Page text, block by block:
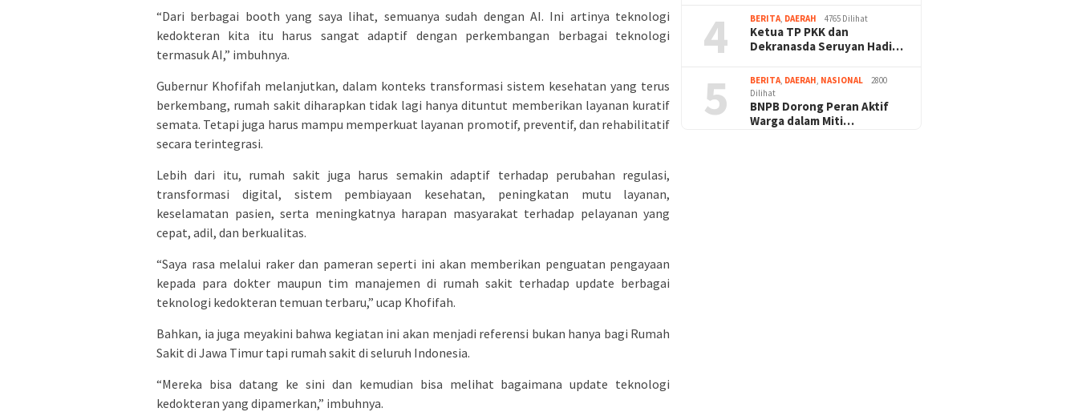
“Dari berbagai booth yang saya lihat, semuanya sudah dengan AI. Ini artinya teknologi
kedokteran kita itu harus sangat adaptif dengan perkembangan berbagai teknologi
termasuk AI,” imbuhnya.
Gubernur Khofifah melanjutkan, dalam konteks transformasi sistem kesehatan yang terus
berkembang, rumah sakit diharapkan tidak lagi hanya dituntut memberikan layanan kuratif
semata. Tetapi juga harus mampu memperkuat layanan promotif, preventif, dan rehabilitatif
secara terintegrasi.
Lebih dari itu, rumah sakit juga harus semakin adaptif terhadap perubahan regulasi,
transformasi digital, sistem pembiayaan kesehatan, peningkatan mutu layanan,
keselamatan pasien, serta meningkatnya harapan masyarakat terhadap pelayanan yang
cepat, adil, dan berkualitas.
“Saya rasa melalui raker dan pameran seperti ini akan memberikan penguatan pengayaan
kepada para dokter maupun tim manajemen di rumah sakit terhadap update berbagai
teknologi kedokteran temuan terbaru,” ucap Khofifah.
Bahkan, ia juga meyakini bahwa kegiatan ini akan menjadi referensi bukan hanya bagi Rumah
Sakit di Jawa Timur tapi rumah sakit di seluruh Indonesia.
“Mereka bisa datang ke sini dan kemudian bisa melihat bagaimana update teknologi
kedokteran yang dipamerkan,” imbuhnya.
4 BERITA, DAERAH 4765 Dilihat
Ketua TP PKK dan
Dekranasda Seruyan Hadi…
5 BERITA, DAERAH, NASIONAL
2800
Dilihat
BNPB Dorong Peran Aktif
Warga dalam Miti…